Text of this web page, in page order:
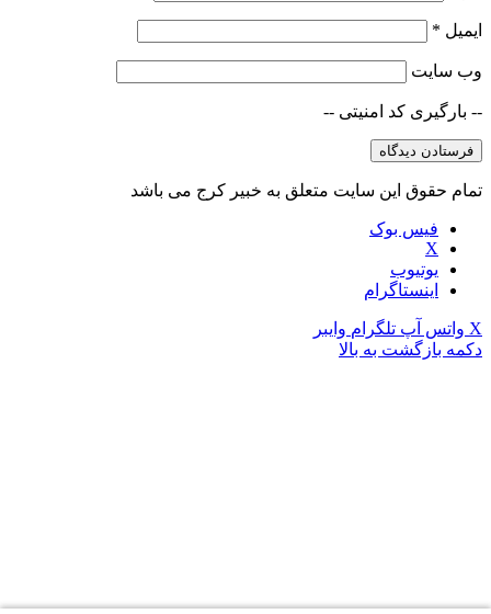
ایمیل *
وب‌ سایت
-- بارگیری کد امنیتی --
تمام حقوق این سایت متعلق به خبیر کرج می باشد
فیس بوک
X
یوتیوب
اینستاگرام
X واتس آپ تلگرام وایبر
دکمه بازگشت به بالا